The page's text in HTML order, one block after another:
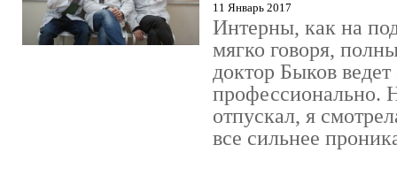
11 Январь 2017
Интерны, как на
мягко говоря,
доктор Быков ведет
профессионально.
отпускал, я
все сильнее